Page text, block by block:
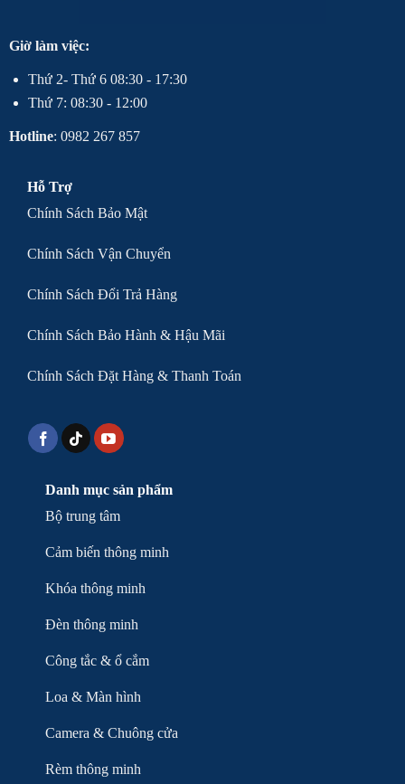
Giờ làm việc:
Thứ 2- Thứ 6 08:30 - 17:30
Thứ 7: 08:30 - 12:00
Hotline: 0982 267 857
Hỗ Trợ
Chính Sách Bảo Mật
Chính Sách Vận Chuyển
Chính Sách Đổi Trả Hàng
Chính Sách Bảo Hành & Hậu Mãi
Chính Sách Đặt Hàng & Thanh Toán
Danh mục sản phẩm
Bộ trung tâm
Cảm biến thông minh
Khóa thông minh
Đèn thông minh
Công tắc & ổ cắm
Loa & Màn hình
Camera & Chuông cửa
Rèm thông minh